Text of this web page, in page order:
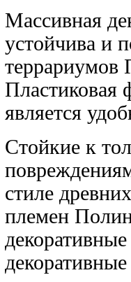
Массивная
устойчива и
террариумов
Пластиковая
является
Стойкие к
стиле
племен